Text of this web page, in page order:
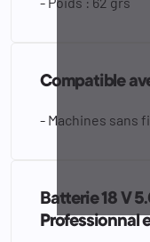
Compatible
- Machines sans
Batterie 18 V
Professionnal